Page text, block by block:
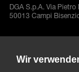
DGA S.p.A. Via
50013 Campi
Wir